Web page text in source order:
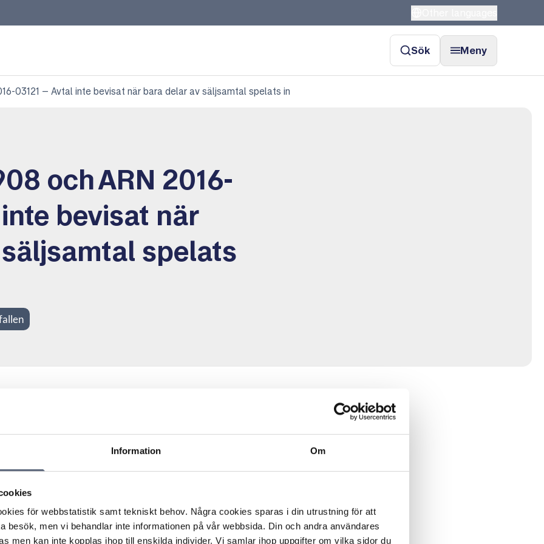
Information Om
för webbstatistik samt tekniskt behov. Några cookies sparas i din utrustning för att
besök, men vi behandlar inte informationen på vår webbsida. Din och andra användares
men kan inte kopplas ihop till enskilda individer. Vi samlar ihop uppgifter om vilka sidor du
Sök Meny
03121 – Avtal inte bevisat när bara delar av säljsamtal spelats in
och ARN 2016-
bevisat när
spelats
av en säljare från operatören och fick sedan ett
fanns det ett giltigt muntligt avtal. Konsumenten
om att operatören bara skulle skicka ett
operatören haft bäst möjlighet att säkra bevisning om
Operatören kunde till exempel spela in hela
Det räckte därför att konsumenten gjort sin syn på
Bristen i utredningen låg operatören till last.
påstående och kunde därmed inte heller bevisa